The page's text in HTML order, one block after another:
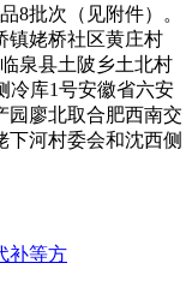
8批次（见附件）。
镇姥桥社区黄庄村
泉县土陂乡土北村
冷库1号安徽省六安
园廖北取合肥西南交
下河村委会和沈西侧
补等方